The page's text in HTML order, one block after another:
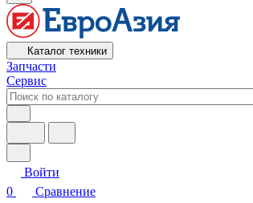
Каталог техники
Запчасти
Сервис
Войти
0
Сравнение